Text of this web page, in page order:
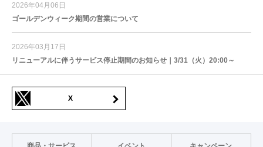
2026年04月06日
ゴールデンウィーク期間の営業について
2026年03月17日
リニューアルに伴うサービス停止期間のお知らせ｜3/31（火）20:00～
X